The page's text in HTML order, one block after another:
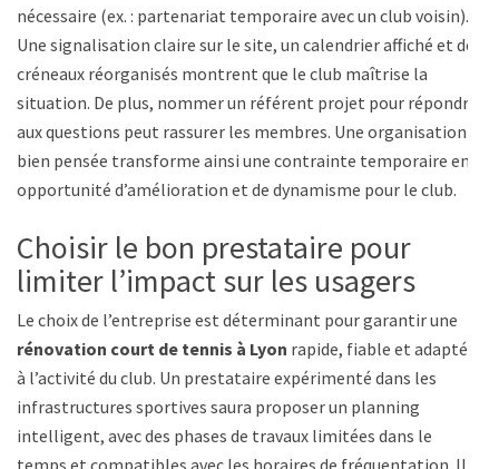
nécessaire (ex. : partenariat temporaire avec un club voisin).
Une signalisation claire sur le site, un calendrier affiché et des
créneaux réorganisés montrent que le club maîtrise la
situation. De plus, nommer un référent projet pour répondre
aux questions peut rassurer les membres. Une organisation
bien pensée transforme ainsi une contrainte temporaire en
opportunité d’amélioration et de dynamisme pour le club.
Choisir le bon prestataire pour
limiter l’impact sur les usagers
Le choix de l’entreprise est déterminant pour garantir une
rénovation court de tennis à Lyon rapide, fiable et adaptée
à l’activité du club. Un prestataire expérimenté dans les
infrastructures sportives saura proposer un planning
intelligent, avec des phases de travaux limitées dans le